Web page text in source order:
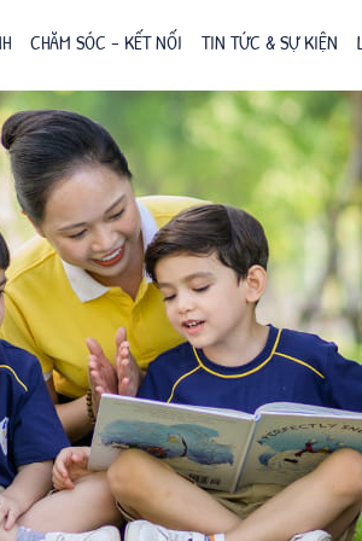
CHĂM SÓC – KẾT NỐI TIN TỨC & SỰ KIỆN